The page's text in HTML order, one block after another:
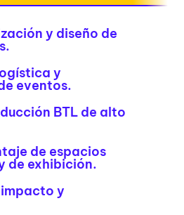
y diseño de
y
eventos.
BTL de alto
de espacios
de exhibición.
y